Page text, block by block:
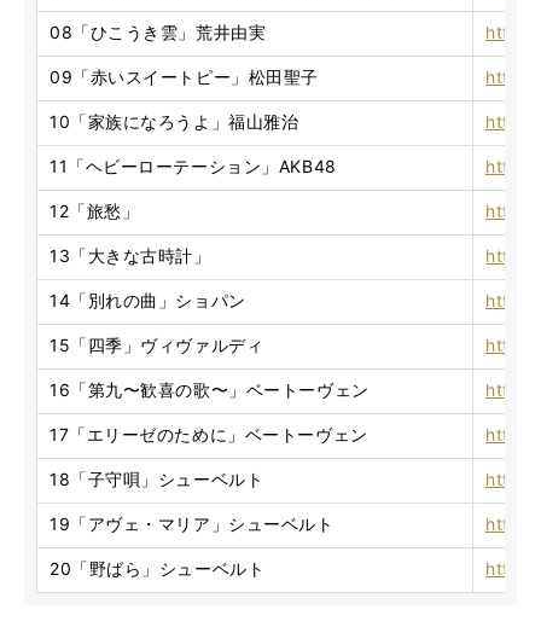
08「ひこうき雲」荒井由実
09「赤いスイートピー」松田聖子
10「家族になろうよ」福山雅治
11「ヘビーローテーション」AKB48
12「旅愁」
13「大きな古時計」
14「別れの曲」ショパン
15「四季」ヴィヴァルディ
16「第九〜歓喜の歌〜」ベートーヴェン
17「エリーゼのために」ベートーヴェン
18「子守唄」シューベルト
19「アヴェ・マリア」シューベルト
20「野ばら」シューベルト